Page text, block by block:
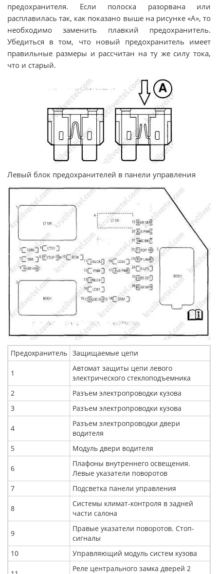
предохранителя. Если полоска разорвана или
расплавилась так, как показано выше на рисунке «А», то
необходимо заменить плавкий предохранитель.
Убедиться в том, что новый предохранитель имеет
правильные размеры и рассчитан на ту же силу тока,
что и старый.
Левый блок предохранителей в панели управления
Предохранитель Защищаемые цепи
1
Автомат защиты цепи левого
электрического стеклоподъемника
2
Разъем электропроводки кузова
3
Разъем электропроводки кузова
4
Разъем электропроводки двери
водителя
5
Модуль двери водителя
6
Плафоны внутреннего освещения.
Левые указатели поворотов
7
Подсветка панели управления
8
Системы климат-контроля в задней
части салона
9
Правые указатели поворотов. Стоп-
сигналы
10
Управляющий модуль систем кузова
Реле центрального замка дверей 2